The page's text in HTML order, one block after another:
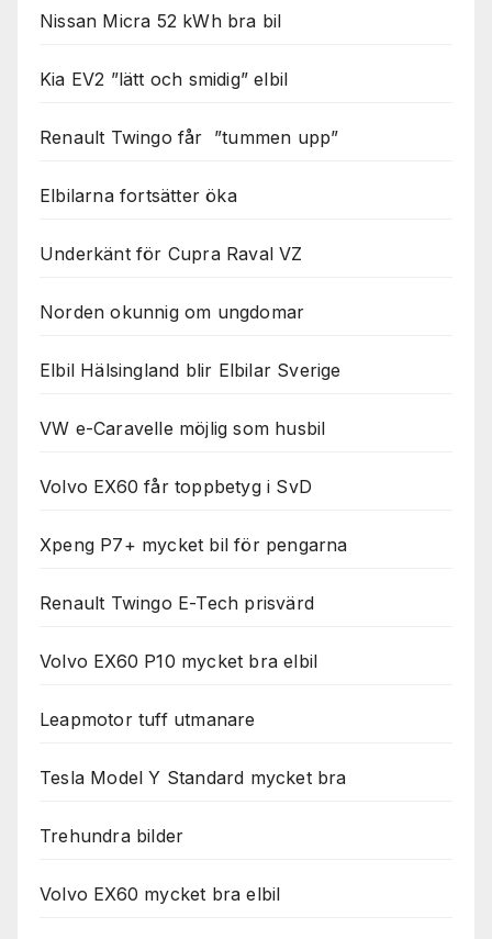
Nissan Micra 52 kWh bra bil
Kia EV2 ”lätt och smidig” elbil
Renault Twingo får ”tummen upp”
Elbilarna fortsätter öka
Underkänt för Cupra Raval VZ
Norden okunnig om ungdomar
Elbil Hälsingland blir Elbilar Sverige
VW e-Caravelle möjlig som husbil
Volvo EX60 får toppbetyg i SvD
Xpeng P7+ mycket bil för pengarna
Renault Twingo E-Tech prisvärd
Volvo EX60 P10 mycket bra elbil
Leapmotor tuff utmanare
Tesla Model Y Standard mycket bra
Trehundra bilder
Volvo EX60 mycket bra elbil